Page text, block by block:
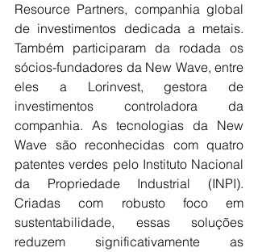
Resource Partners, companhia global
de investimentos dedicada a metais.
Também participaram da rodada os
sócios-fundadores da New Wave, entre
eles a Lorinvest, gestora de
investimentos controladora da
companhia. As tecnologias da New
Wave são reconhecidas com quatro
patentes verdes pelo Instituto Nacional
da Propriedade Industrial (INPI).
Criadas com robusto foco em
sustentabilidade, essas soluções
reduzem significativamente as